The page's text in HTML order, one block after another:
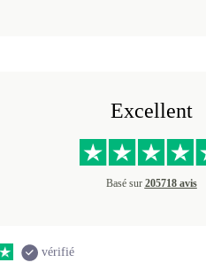
Excellent
Basé sur 205718 avis
vérifié